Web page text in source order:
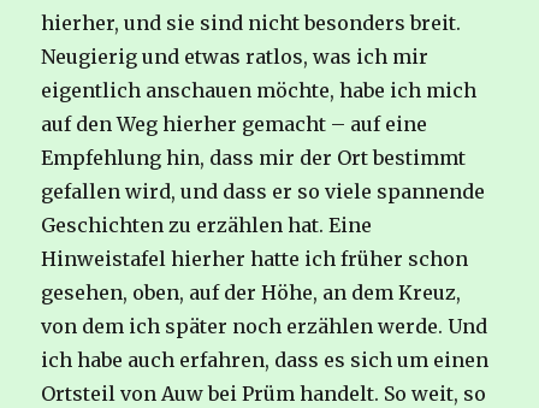
hierher, und sie sind nicht besonders breit.
Neugierig und etwas ratlos, was ich mir
eigentlich anschauen möchte, habe ich mich
auf den Weg hierher gemacht – auf eine
Empfehlung hin, dass mir der Ort bestimmt
gefallen wird, und dass er so viele spannende
Geschichten zu erzählen hat. Eine
Hinweistafel hierher hatte ich früher schon
gesehen, oben, auf der Höhe, an dem Kreuz,
von dem ich später noch erzählen werde. Und
ich habe auch erfahren, dass es sich um einen
Ortsteil von Auw bei Prüm handelt. So weit, so